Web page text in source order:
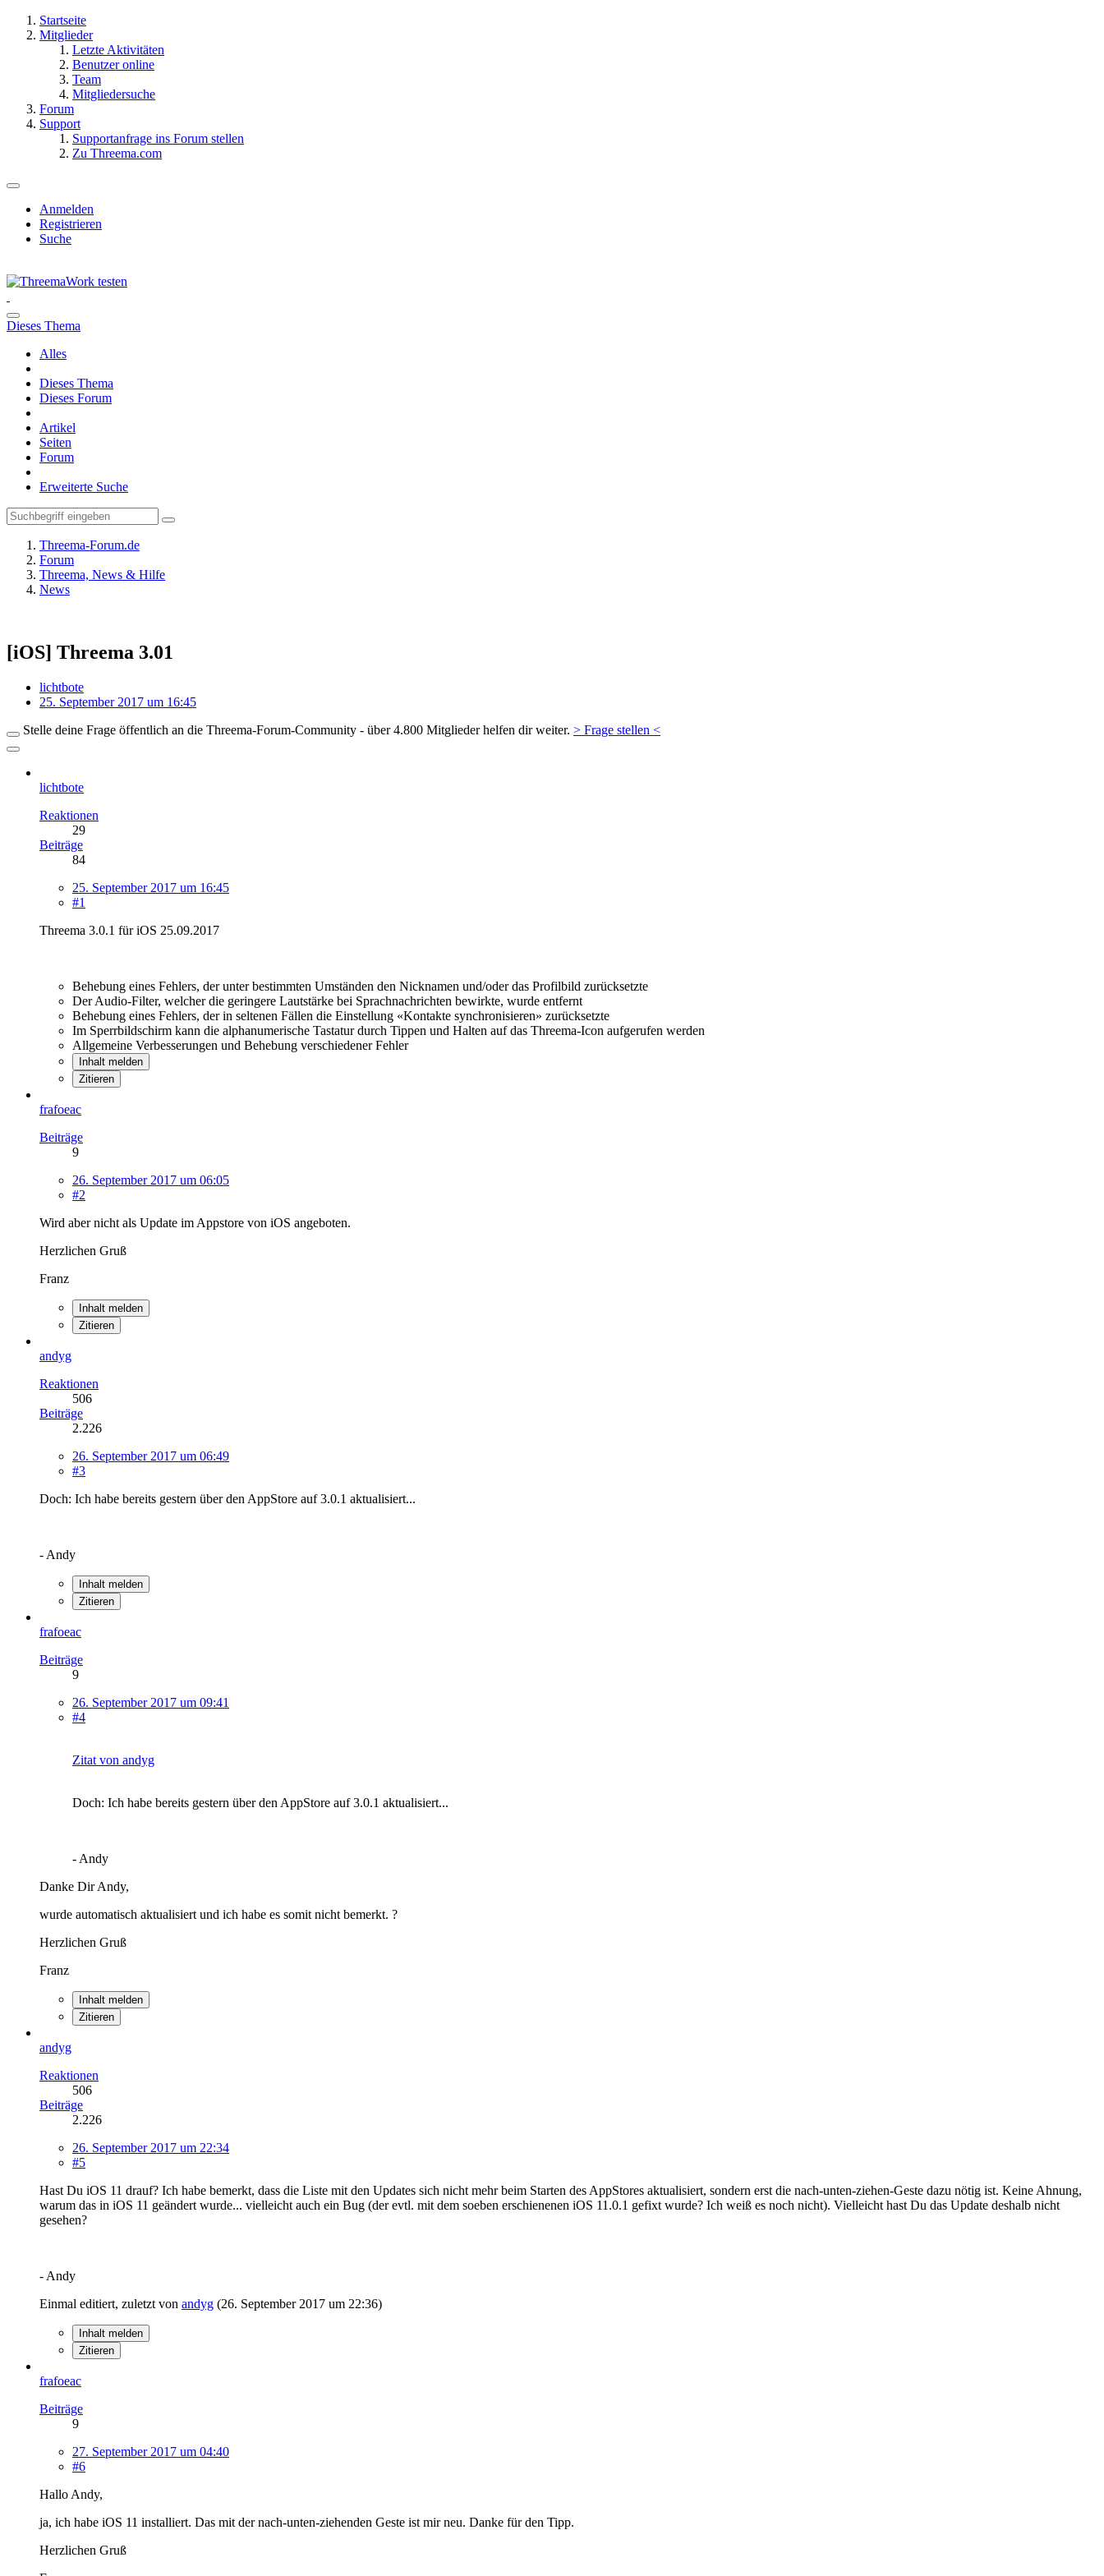
Startseite
Mitglieder
Letzte Aktivitäten
Benutzer online
Team
Mitgliedersuche
Forum
Support
Supportanfrage ins Forum stellen
Zu Threema.com
Anmelden
Registrieren
Suche
Dieses Thema
Alles
Dieses Thema
Dieses Forum
Artikel
Seiten
Forum
Erweiterte Suche
Threema-Forum.de
Forum
Threema, News & Hilfe
News
[iOS] Threema 3.01
lichtbote
25. September 2017 um 16:45
Stelle deine Frage öffentlich an die Threema-Forum-Community - über 4.800 Mitglieder helfen dir weiter. > Frage stellen <
lichtbote
Reaktionen
29
Beiträge
84
25. September 2017 um 16:45
#1
Threema 3.0.1 für iOS 25.09.2017
Behebung eines Fehlers, der unter bestimmten Umständen den Nicknamen und/oder das Profilbild zurücksetzte
Der Audio-Filter, welcher die geringere Lautstärke bei Sprachnachrichten bewirkte, wurde entfernt
Behebung eines Fehlers, der in seltenen Fällen die Einstellung «Kontakte synchronisieren» zurücksetzte
Im Sperrbildschirm kann die alphanumerische Tastatur durch Tippen und Halten auf das Threema-Icon aufgerufen werden
Allgemeine Verbesserungen und Behebung verschiedener Fehler
Inhalt melden
Zitieren
frafoeac
Beiträge
9
26. September 2017 um 06:05
#2
Wird aber nicht als Update im Appstore von iOS angeboten.
Herzlichen Gruß
Franz
Inhalt melden
Zitieren
andyg
Reaktionen
506
Beiträge
2.226
26. September 2017 um 06:49
#3
Doch: Ich habe bereits gestern über den AppStore auf 3.0.1 aktualisiert...
- Andy
Inhalt melden
Zitieren
frafoeac
Beiträge
9
26. September 2017 um 09:41
#4
Zitat von andyg
Doch: Ich habe bereits gestern über den AppStore auf 3.0.1 aktualisiert...
- Andy
Danke Dir Andy,
wurde automatisch aktualisiert und ich habe es somit nicht bemerkt. ?
Herzlichen Gruß
Franz
Inhalt melden
Zitieren
andyg
Reaktionen
506
Beiträge
2.226
26. September 2017 um 22:34
#5
Hast Du iOS 11 drauf? Ich habe bemerkt, dass die Liste mit den Updates sich nicht mehr beim Starten des AppStores aktualisiert, sondern erst die nach-unten-ziehen-Geste dazu nötig ist. Keine Ahnung,
warum das in iOS 11 geändert wurde... vielleicht auch ein Bug (der evtl. mit dem soeben erschienenen iOS 11.0.1 gefixt wurde? Ich weiß es noch nicht). Vielleicht hast Du das Update deshalb nicht
gesehen?
- Andy
Einmal editiert, zuletzt von andyg (26. September 2017 um 22:36)
Inhalt melden
Zitieren
frafoeac
Beiträge
9
27. September 2017 um 04:40
#6
Hallo Andy,
ja, ich habe iOS 11 installiert. Das mit der nach-unten-ziehenden Geste ist mir neu. Danke für den Tipp.
Herzlichen Gruß